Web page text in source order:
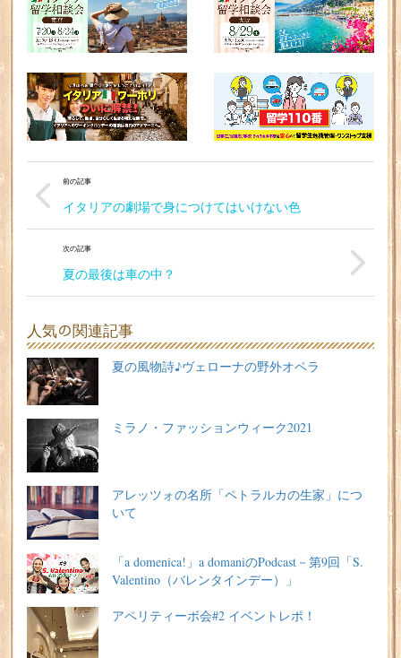
前の記事
イタリアの劇場で身につけてはいけない色
次の記事
夏の最後は車の中？
人気の関連記事
夏の風物詩♪ヴェローナの野外オペラ
ミラノ・ファッションウィーク2021
アレッツォの名所「ペトラルカの生家」につ
いて
「a domenica!」a domaniのPodcast－第9回「S.
Valentino（バレンタインデー）」
アペリティーボ会#2 イベントレポ！